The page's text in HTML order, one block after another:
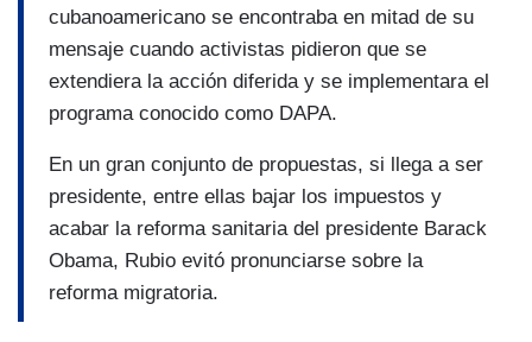
cubanoamericano se encontraba en mitad de su
mensaje cuando activistas pidieron que se
extendiera la acción diferida y se implementara el
programa conocido como DAPA.
En un gran conjunto de propuestas, si llega a ser
presidente, entre ellas bajar los impuestos y
acabar la reforma sanitaria del presidente Barack
Obama, Rubio evitó pronunciarse sobre la
reforma migratoria.